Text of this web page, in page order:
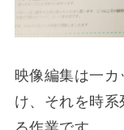
映像編集は一
け、それを時
る作業です。